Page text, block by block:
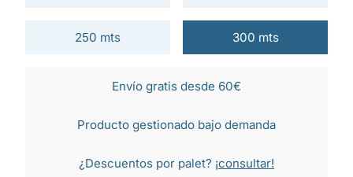
250 mts 300 mts
Envío gratis desde 60€
Producto gestionado bajo demanda
¿Descuentos por palet? ¡consultar!